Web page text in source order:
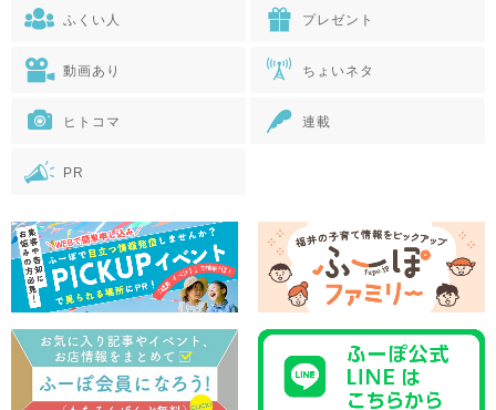
ふくい人 プレゼント
動画あり ちょいネタ
ヒトコマ 連載
PR